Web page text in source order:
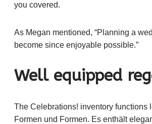
you covered.
As Megan mentioned, “Planning a
become since enjoyable possible.”
Well equipped
The Celebrations! inventory functions
Formen und Formen. Es enthält